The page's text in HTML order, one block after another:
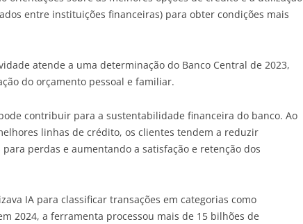
entre instituições financeiras) para obter condições mais
atende a uma determinação do Banco Central de 2023,
do orçamento pessoal e familiar.
contribuir para a sustentabilidade financeira do banco. Ao
linhas de crédito, os clientes tendem a reduzir
perdas e aumentando a satisfação e retenção dos
IA para classificar transações em categorias como
2024, a ferramenta processou mais de 15 bilhões de